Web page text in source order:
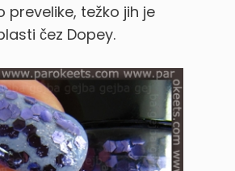
prevelike, težko jih je
čez Dopey.